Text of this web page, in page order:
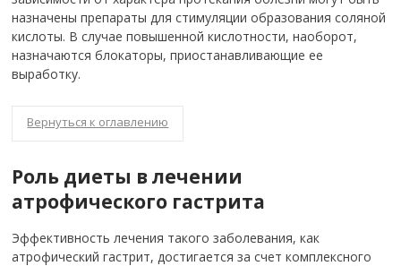
назначены препараты для стимуляции образования соляной
кислоты. В случае повышенной кислотности, наоборот,
назначаются блокаторы, приостанавливающие ее
выработку.
Вернуться к оглавлению
Роль диеты в лечении
атрофического гастрита
Эффективность лечения такого заболевания, как
атрофический гастрит, достигается за счет комплексного